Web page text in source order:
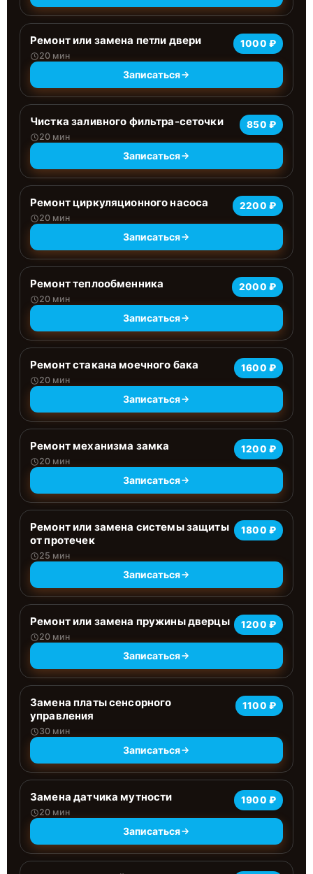
Ремонт или замена петли двери
20 мин
1000 ₽
Записаться
Чистка заливного фильтра-сеточки
20 мин
850 ₽
Записаться
Ремонт циркуляционного насоса
20 мин
2200 ₽
Записаться
Ремонт теплообменника
20 мин
2000 ₽
Записаться
Ремонт стакана моечного бака
20 мин
1600 ₽
Записаться
Ремонт механизма замка
20 мин
1200 ₽
Записаться
Ремонт или замена системы защиты
от протечек
25 мин
1800 ₽
Записаться
Ремонт или замена пружины дверцы
20 мин
1200 ₽
Записаться
Замена платы сенсорного
управления
30 мин
1100 ₽
Записаться
Замена датчика мутности
20 мин
1900 ₽
Записаться